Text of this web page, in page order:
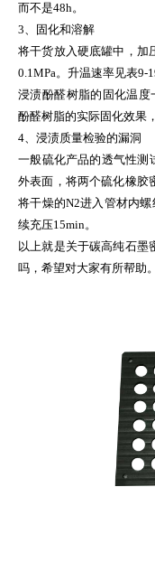
而不是48h。
3、固化和溶解
将干货放入硬底罐中，加
0.1MPa。升温速率见表9-
浸渍酚醛树脂的固化温
酚醛树脂的实际固化效果
4、浸渍质量检验的漏洞
一般硫化产品的透气性测
外表面，将两个硫化橡胶
将干燥的N2进入管材内
续充压15min。
以上就是关于碳高纯石墨
吗，希望对大家有所帮助。